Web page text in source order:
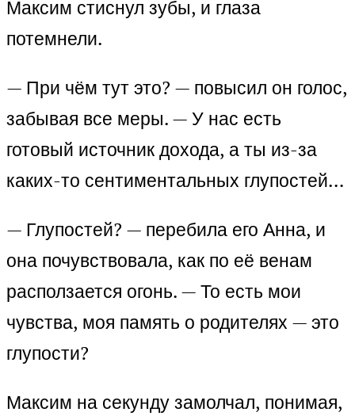
Максим стиснул зубы, и глаза
потемнели.
— При чём тут это? — повысил он голос,
забывая все меры. — У нас есть
готовый источник дохода, а ты из-за
каких-то сентиментальных глупостей…
— Глупостей? — перебила его Анна, и
она почувствовала, как по её венам
расползается огонь. — То есть мои
чувства, моя память о родителях — это
глупости?
Максим на секунду замолчал, понимая,